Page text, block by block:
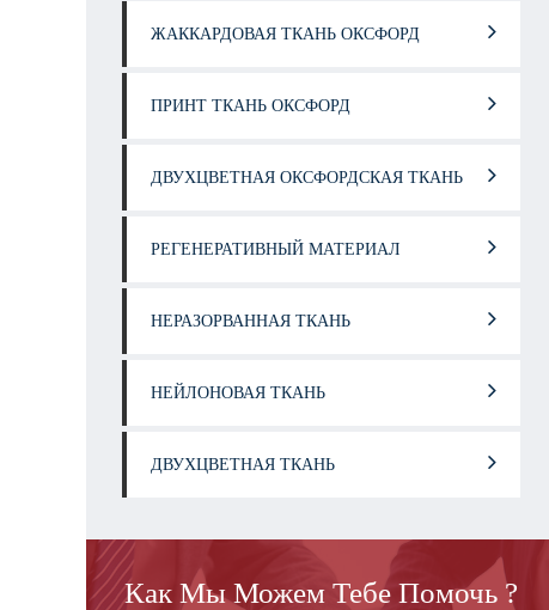
ЖАККАРДОВАЯ ТКАНЬ ОКСФОРД
ПРИНТ ТКАНЬ ОКСФОРД
ДВУХЦВЕТНАЯ ОКСФОРДСКАЯ ТКАНЬ
РЕГЕНЕРАТИВНЫЙ МАТЕРИАЛ
НЕРАЗОРВАННАЯ ТКАНЬ
НЕЙЛОНОВАЯ ТКАНЬ
ДВУХЦВЕТНАЯ ТКАНЬ
Как Мы Можем Тебе Помочь ?